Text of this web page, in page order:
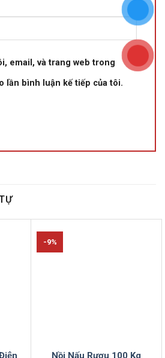
email, và trang web trong
lần bình luận kế tiếp của tôi.
-9%